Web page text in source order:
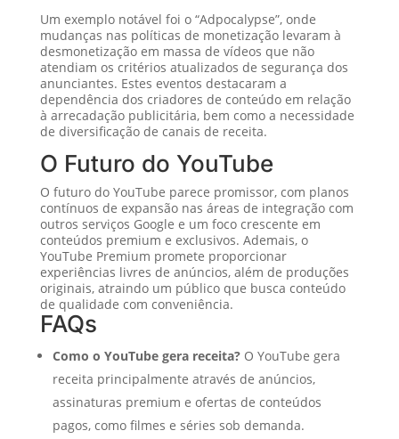
Um exemplo notável foi o “Adpocalypse”, onde
mudanças nas políticas de monetização levaram à
desmonetização em massa de vídeos que não
atendiam os critérios atualizados de segurança dos
anunciantes. Estes eventos destacaram a
dependência dos criadores de conteúdo em relação
à arrecadação publicitária, bem como a necessidade
de diversificação de canais de receita.
O Futuro do YouTube
O futuro do YouTube parece promissor, com planos
contínuos de expansão nas áreas de integração com
outros serviços Google e um foco crescente em
conteúdos premium e exclusivos. Ademais, o
YouTube Premium promete proporcionar
experiências livres de anúncios, além de produções
originais, atraindo um público que busca conteúdo
de qualidade com conveniência.
FAQs
Como o YouTube gera receita?O YouTube gera
receita principalmente através de anúncios,
assinaturas premium e ofertas de conteúdos
pagos, como filmes e séries sob demanda.